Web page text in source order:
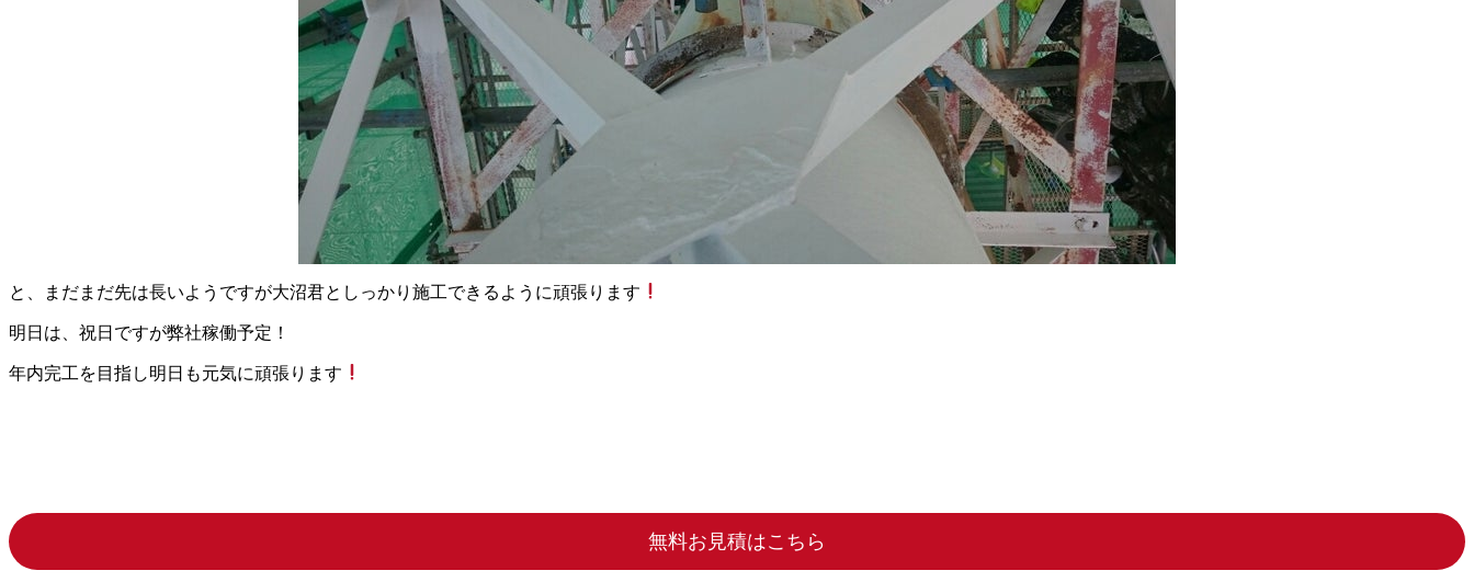
と、まだまだ先は長いようですが大沼君としっかり施工できるように頑張ります
明日は、祝日ですが弊社稼働予定！
年内完工を目指し明日も元気に頑張ります
無料お見積はこちら